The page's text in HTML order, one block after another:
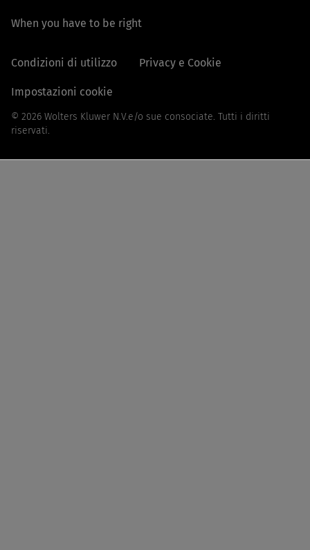
When you have to be right
Condizioni di utilizzo Privacy e Cookie
Impostazioni cookie
© 2026 Wolters Kluwer N.V.e/o sue consociate. Tutti i diritti
riservati.